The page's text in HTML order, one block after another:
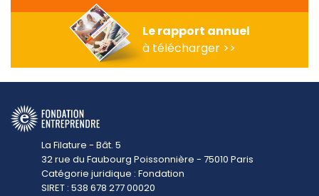
Le rapport annuel
à télécharger >>
La Filature - Bât. 5
32 rue du Faubourg Poissonnière - 75010 Paris
Catégorie juridique : Fondation
SIRET : 538 678 277 00020